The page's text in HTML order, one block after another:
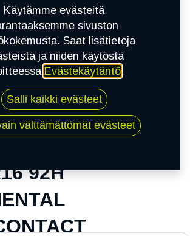
CONTINENTAL
92H
Käytämme evästeitä
sivuston
Saat lisätietoja
ja niiden käytöstä
Evästekäytäntö.
Salli kaikki evästeet
välttämättömät evästeet